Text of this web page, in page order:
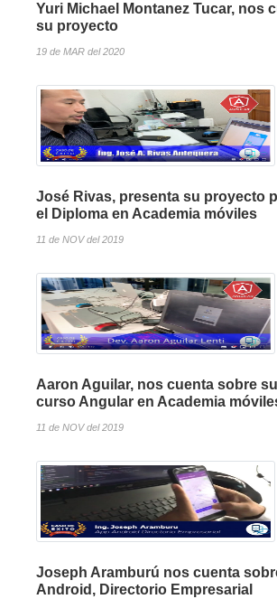
Yuri Michael Montanez Tucar, nos
su proyecto
19 de MAR del 2020
José Rivas, presenta su proyecto
el Diploma en Academia móviles
11 de NOV del 2019
Aaron Aguilar, nos cuenta sobre
curso Angular en Academia
11 de NOV del 2019
Joseph Aramburú nos cuenta
Android, Directorio Empresarial